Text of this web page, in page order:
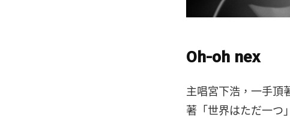
Oh-oh nex
主唱宮下浩，一手頂
著「世界はただ一つ